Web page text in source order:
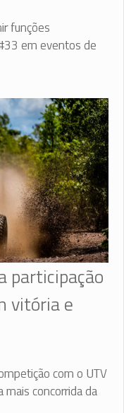
funções
em eventos de
participação
vitória e
com o UTV
concorrida da